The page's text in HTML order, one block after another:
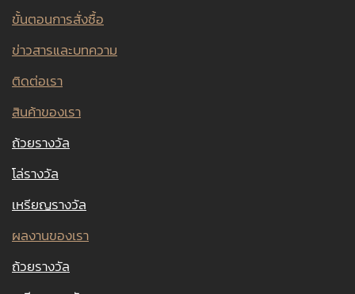
ขั้นตอนการสั่งซื้อ
ข่าวสารและบทความ
ติดต่อเรา
สินค้าของเรา
ถ้วยรางวัล
โล่รางวัล
เหรียญรางวัล
ผลงานของเรา
ถ้วยรางวัล